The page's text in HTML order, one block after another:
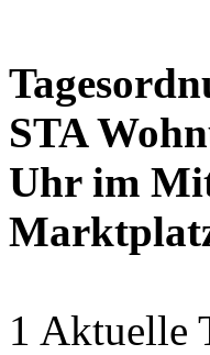
STA
Uhr im
1 Aktuelle